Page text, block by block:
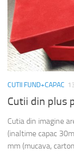
CUTII FUND+CAPAC
Cutii din plus
Cutia din imagine
(inaltime capac
mm (mucava,